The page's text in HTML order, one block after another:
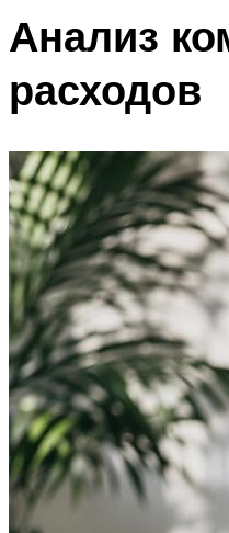
Анализ
расходов